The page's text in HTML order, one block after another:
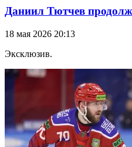
Даниил Тютчев
18 мая 2026 20:13
Эксклюзив.